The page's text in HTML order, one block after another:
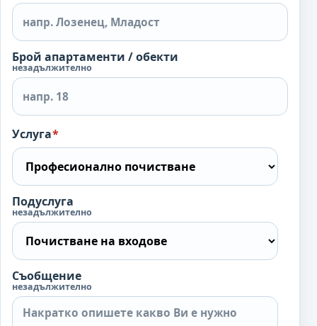
Брой апартаменти / обекти
незадължително
Услуга*
Подуслуга
незадължително
Съобщение
незадължително